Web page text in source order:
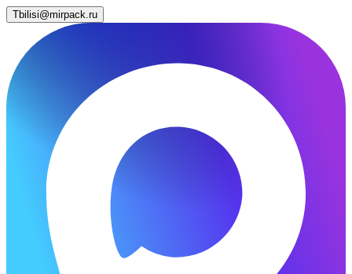
Tbilisi@mirpack.ru